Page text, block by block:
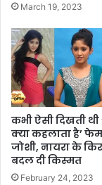
March 19, 2023
कभी ऐसी दिखती थी
क्या कहलाता है’
जोशी, नायरा के
बदल दी किस्मत
February 24, 2023